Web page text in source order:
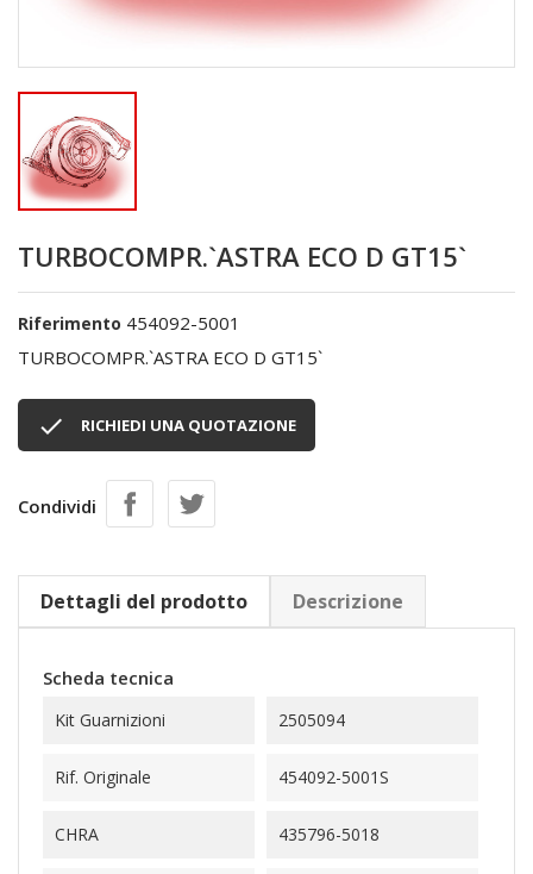
TURBOCOMPR.`ASTRA ECO D GT15`
Riferimento 454092-5001
TURBOCOMPR.`ASTRA ECO D GT15`
 RICHIEDI UNA QUOTAZIONE
Condividi
Dettagli del prodotto Descrizione
Scheda tecnica
Kit Guarnizioni 2505094
Rif. Originale 454092-5001S
CHRA 435796-5018